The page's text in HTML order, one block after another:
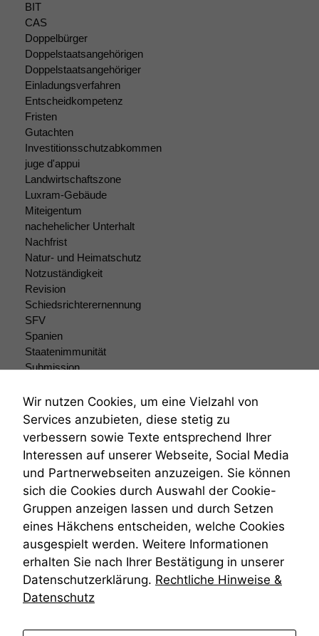
BIT
CAS
Doppelbürger
Doppelstaatsangehörigen
Doppelstaatsangehöriger
Einladungsverfahren
Entscheidkompetenz
Fristen
Gutachten
Investitionsschutzabkommen
juge d'appui
Landwirtschaftszone
Luxram-Gebäude
Miteigentum
nachehelicher Unterhalt
Nachfrist
Natur- und Heimatschutz
Notzuständigkeit
Revision
Schiedsrichterernennung
SFV
Spanien
Staatenimmunität
Submission
Teilungsklage
Venezuela
VRK
Wiederherstellungsanordnung
Zivilprozessordnung
ZPO
Zustellfiktion
Zuständigkeit
Öffentliches Personalrecht
Öffentlichkeitsprinzip
Wir nutzen Cookies, um eine Vielzahl von
Services anzubieten, diese stetig zu
verbessern sowie Texte entsprechend Ihrer
Interessen auf unserer Webseite, Social Media
und Partnerwebseiten anzuzeigen. Sie können
sich die Cookies durch Auswahl der Cookie-
Gruppen anzeigen lassen und durch Setzen
eines Häkchens entscheiden, welche Cookies
ausgespielt werden. Weitere Informationen
erhalten Sie nach Ihrer Bestätigung in unserer
Datenschutzerklärung. Rechtliche Hinweise &
Datenschutz
marketingtechnische
durchführen zu
können. Diese helfen
uns, unsere Website
zu verbessern.